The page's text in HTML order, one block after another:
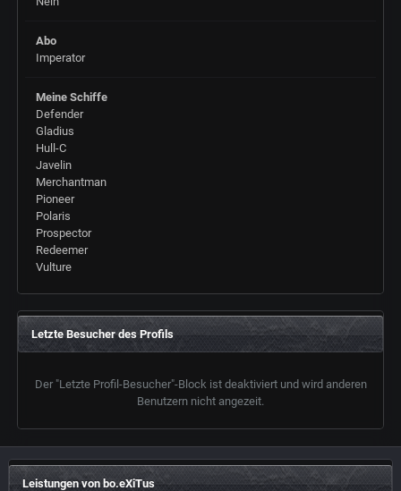
Abo
Imperator
Meine Schiffe
Defender
Gladius
Hull-C
Javelin
Merchantman
Pioneer
Polaris
Prospector
Redeemer
Vulture
Letzte Besucher des Profils
Der "Letzte Profil-Besucher"-Block ist deaktiviert und wird anderen
Benutzern nicht angezeit.
Leistungen von bo.eXiTus